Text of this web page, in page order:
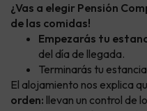
¿Vas a elegir Pensión
de las comidas!
Empezarás tu
del día de llegada.
Terminarás tu
El alojamiento nos explica
orden: llevan un control de